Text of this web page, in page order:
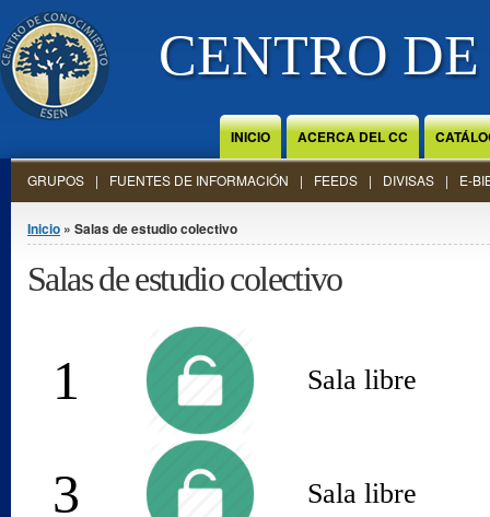
Jump to Content
CENTRO
INICIO ACERCA DEL CC
GRUPOS FUENTES DE INFORMACIÓN FEEDS DIVISAS E-
Se encuentra usted aquí
Inicio » Salas de estudio colectivo
Salas de estudio colectivo